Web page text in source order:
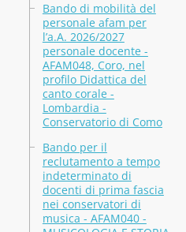
Bando di mobilità del
personale afam per
l’a.A. 2026/2027
personale docente -
AFAM048, Coro, nel
profilo Didattica del
canto corale -
Lombardia -
Conservatorio di Como
Bando per il
reclutamento a tempo
indeterminato di
docenti di prima fascia
nei conservatori di
musica - AFAM040 -